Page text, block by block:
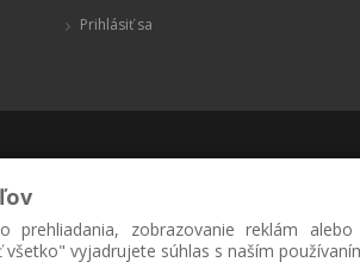
Prihlásiť sa
prehliadania, zobrazovanie reklám
vyjadrujete súhlas s naším